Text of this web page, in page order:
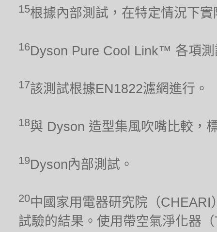
15根據內部測試，在特定情況下
16Dyson Pure Cool Link™ 各項測
17該測試根據EN1822濾網進行。
18與 Dyson 造型集風吹嘴比較，
19Dyson內部測試。
20中國家用電器研究院（
試驗的結果。使用帶空氣淨化器